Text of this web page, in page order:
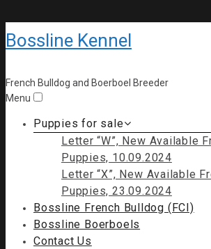
Bossline Kennel
French Bulldog and Boerboel Breeder
Menu
Puppies for sale
Letter “W”, New Available
Puppies, 10.09.2024
Letter “X”, New Available
Puppies, 23.09.2024
Bossline French Bulldog (FCI)
Bossline Boerboels
Contact Us